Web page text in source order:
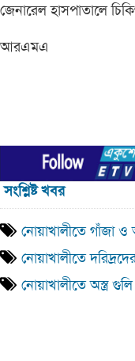
জেনারেল হাসপাতালে
আরএমএ
সংশ্লিষ্ট খবর
নোয়াখালীতে গাঁজা
নোয়াখালীতে
নোয়াখালীতে অস্ত্র